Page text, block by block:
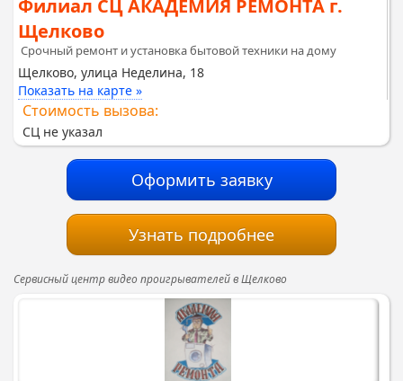
Филиал СЦ АКАДЕМИЯ РЕМОНТА г.
Щелково
Срочный ремонт и установка бытовой техники на дому
Щелково, улица Неделина, 18
Показать на карте »
Стоимость вызова:
СЦ не указал
Оформить заявку
Узнать подробнее
Сервисный центр видео проигрывателей в Щелково